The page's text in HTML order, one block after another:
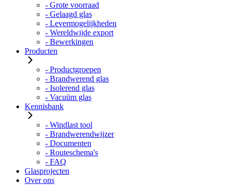
- Grote voorraad
- Gelaagd glas
- Levermogelijkheden
- Wereldwijde export
- Bewerkingen
Producten
- Productgroepen
- Brandwerend glas
- Isolerend glas
- Vacuüm glas
Kennisbank
- Windlast tool
- Brandwerendwijzer
- Documenten
- Routeschema's
- FAQ
Glasprojecten
Over ons